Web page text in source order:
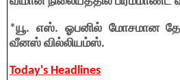
*யூ. எஸ். ஓபனில் மோசமான
வீனஸ் வில்லியம்ஸ்.
Today's Headlines